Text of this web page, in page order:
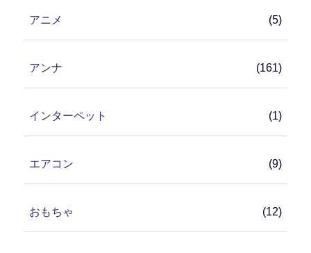
アニメ (5)
アンナ (161)
インターペット (1)
エアコン (9)
おもちゃ (12)